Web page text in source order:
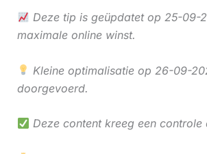
Deze tip is geüpdatet op 25-09-
maximale online winst.
Kleine optimalisatie op 26-09-
doorgevoerd.
Deze content kreeg een